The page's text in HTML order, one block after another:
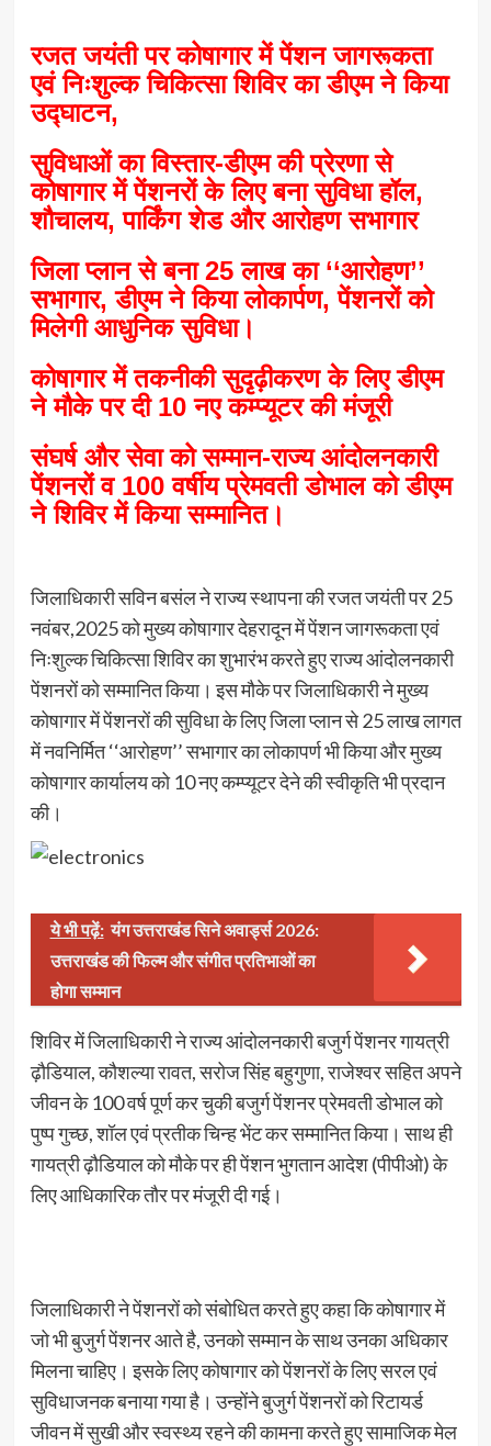
रजत जयंती पर कोषागार में पेंशन जागरूकता
एवं निःशुल्क चिकित्सा शिविर का डीएम ने किया
उद्घाटन,
सुविधाओं का विस्तार-डीएम की प्रेरणा से
कोषागार में पेंशनरों के लिए बना सुविधा हॉल,
शौचालय, पार्किंग शेड और आरोहण सभागार
जिला प्लान से बना 25 लाख का ‘‘आरोहण’’
सभागार, डीएम ने किया लोकार्पण, पेंशनरों को
मिलेगी आधुनिक सुविधा।
कोषागार में तकनीकी सुदृढ़ीकरण के लिए डीएम
ने मौके पर दी 10 नए कम्प्यूटर की मंजूरी
संघर्ष और सेवा को सम्मान-राज्य आंदोलनकारी
पेंशनरों व 100 वर्षीय प्रेमवती डोभाल को डीएम
ने शिविर में किया सम्मानित।
जिलाधिकारी सविन बसंल ने राज्य स्थापना की रजत जयंती पर 25
नवंबर,2025 को मुख्य कोषागार देहरादून में पेंशन जागरूकता एवं
निःशुल्क चिकित्सा शिविर का शुभारंभ करते हुए राज्य आंदोलनकारी
पेंशनरों को सम्मानित किया। इस मौके पर जिलाधिकारी ने मुख्य
कोषागार में पेंशनरों की सुविधा के लिए जिला प्लान से 25 लाख लागत
में नवनिर्मित ‘‘आरोहण’’ सभागार का लोकापर्ण भी किया और मुख्य
कोषागार कार्यालय को 10 नए कम्प्यूटर देने की स्वीकृति भी प्रदान
की।
ये भी पढ़ें: यंग उत्तराखंड सिने अवार्ड्स 2026:
उत्तराखंड की फिल्म और संगीत प्रतिभाओं का
होगा सम्मान
शिविर में जिलाधिकारी ने राज्य आंदोलनकारी बजुर्ग पेंशनर गायत्री
ढ़ौडियाल, कौशल्या रावत, सरोज सिंह बहुगुणा, राजेश्वर सहित अपने
जीवन के 100 वर्ष पूर्ण कर चुकी बजुर्ग पेंशनर प्रेमवती डोभाल को
पुष्प गुच्छ, शॉल एवं प्रतीक चिन्ह भेंट कर सम्मानित किया। साथ ही
गायत्री ढ़ौडियाल को मौके पर ही पेंशन भुगतान आदेश (पीपीओ) के
लिए आधिकारिक तौर पर मंजूरी दी गई।
जिलाधिकारी ने पेंशनरों को संबोधित करते हुए कहा कि कोषागार में
जो भी बुजुर्ग पेंशनर आते है, उनको सम्मान के साथ उनका अधिकार
मिलना चाहिए। इसके लिए कोषागार को पेंशनरों के लिए सरल एवं
सुविधाजनक बनाया गया है। उन्होंने बुजुर्ग पेंशनरों को रिटायर्ड
जीवन में सुखी और स्वस्थ्य रहने की कामना करते हुए सामाजिक मेल